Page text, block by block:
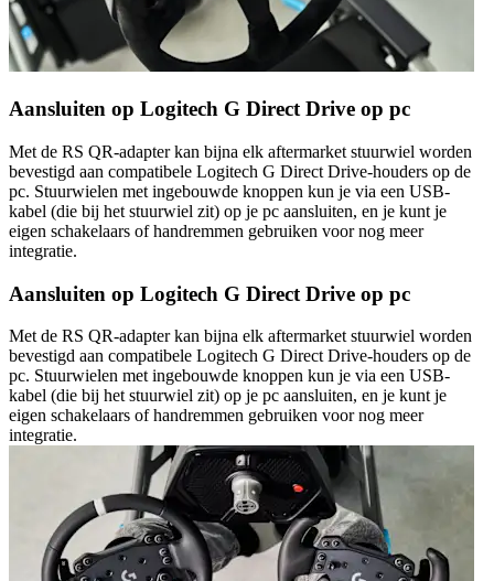
Aansluiten op Logitech G Direct Drive op pc
Met de RS QR-adapter kan bijna elk aftermarket stuurwiel worden
bevestigd aan compatibele Logitech G Direct Drive-houders op de
pc. Stuurwielen met ingebouwde knoppen kun je via een USB-
kabel (die bij het stuurwiel zit) op je pc aansluiten, en je kunt je
eigen schakelaars of handremmen gebruiken voor nog meer
integratie.
Aansluiten op Logitech G Direct Drive op pc
Met de RS QR-adapter kan bijna elk aftermarket stuurwiel worden
bevestigd aan compatibele Logitech G Direct Drive-houders op de
pc. Stuurwielen met ingebouwde knoppen kun je via een USB-
kabel (die bij het stuurwiel zit) op je pc aansluiten, en je kunt je
eigen schakelaars of handremmen gebruiken voor nog meer
integratie.